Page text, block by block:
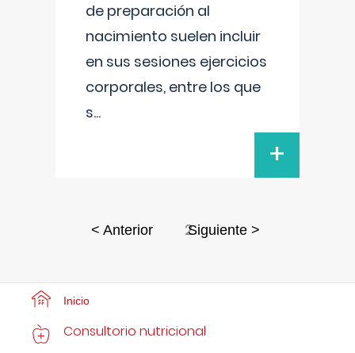
de preparación al
nacimiento suelen incluir
en sus sesiones ejercicios
corporales, entre los que
s...
+
< Anterior 2Siguiente >
Inicio
Consultorio nutricional